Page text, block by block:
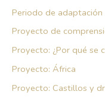
Periodo de adaptación
Proyecto de
Proyecto: ¿Por qué se
Proyecto: África
Proyecto: Castillos y